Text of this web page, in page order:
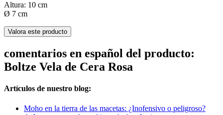
Altura: 10 cm
Ø 7 cm
Valora este producto
comentarios en español del producto:
Boltze Vela de Cera Rosa
Artículos de nuestro blog:
Moho en la tierra de las macetas: ¿Inofensivo o peligroso?